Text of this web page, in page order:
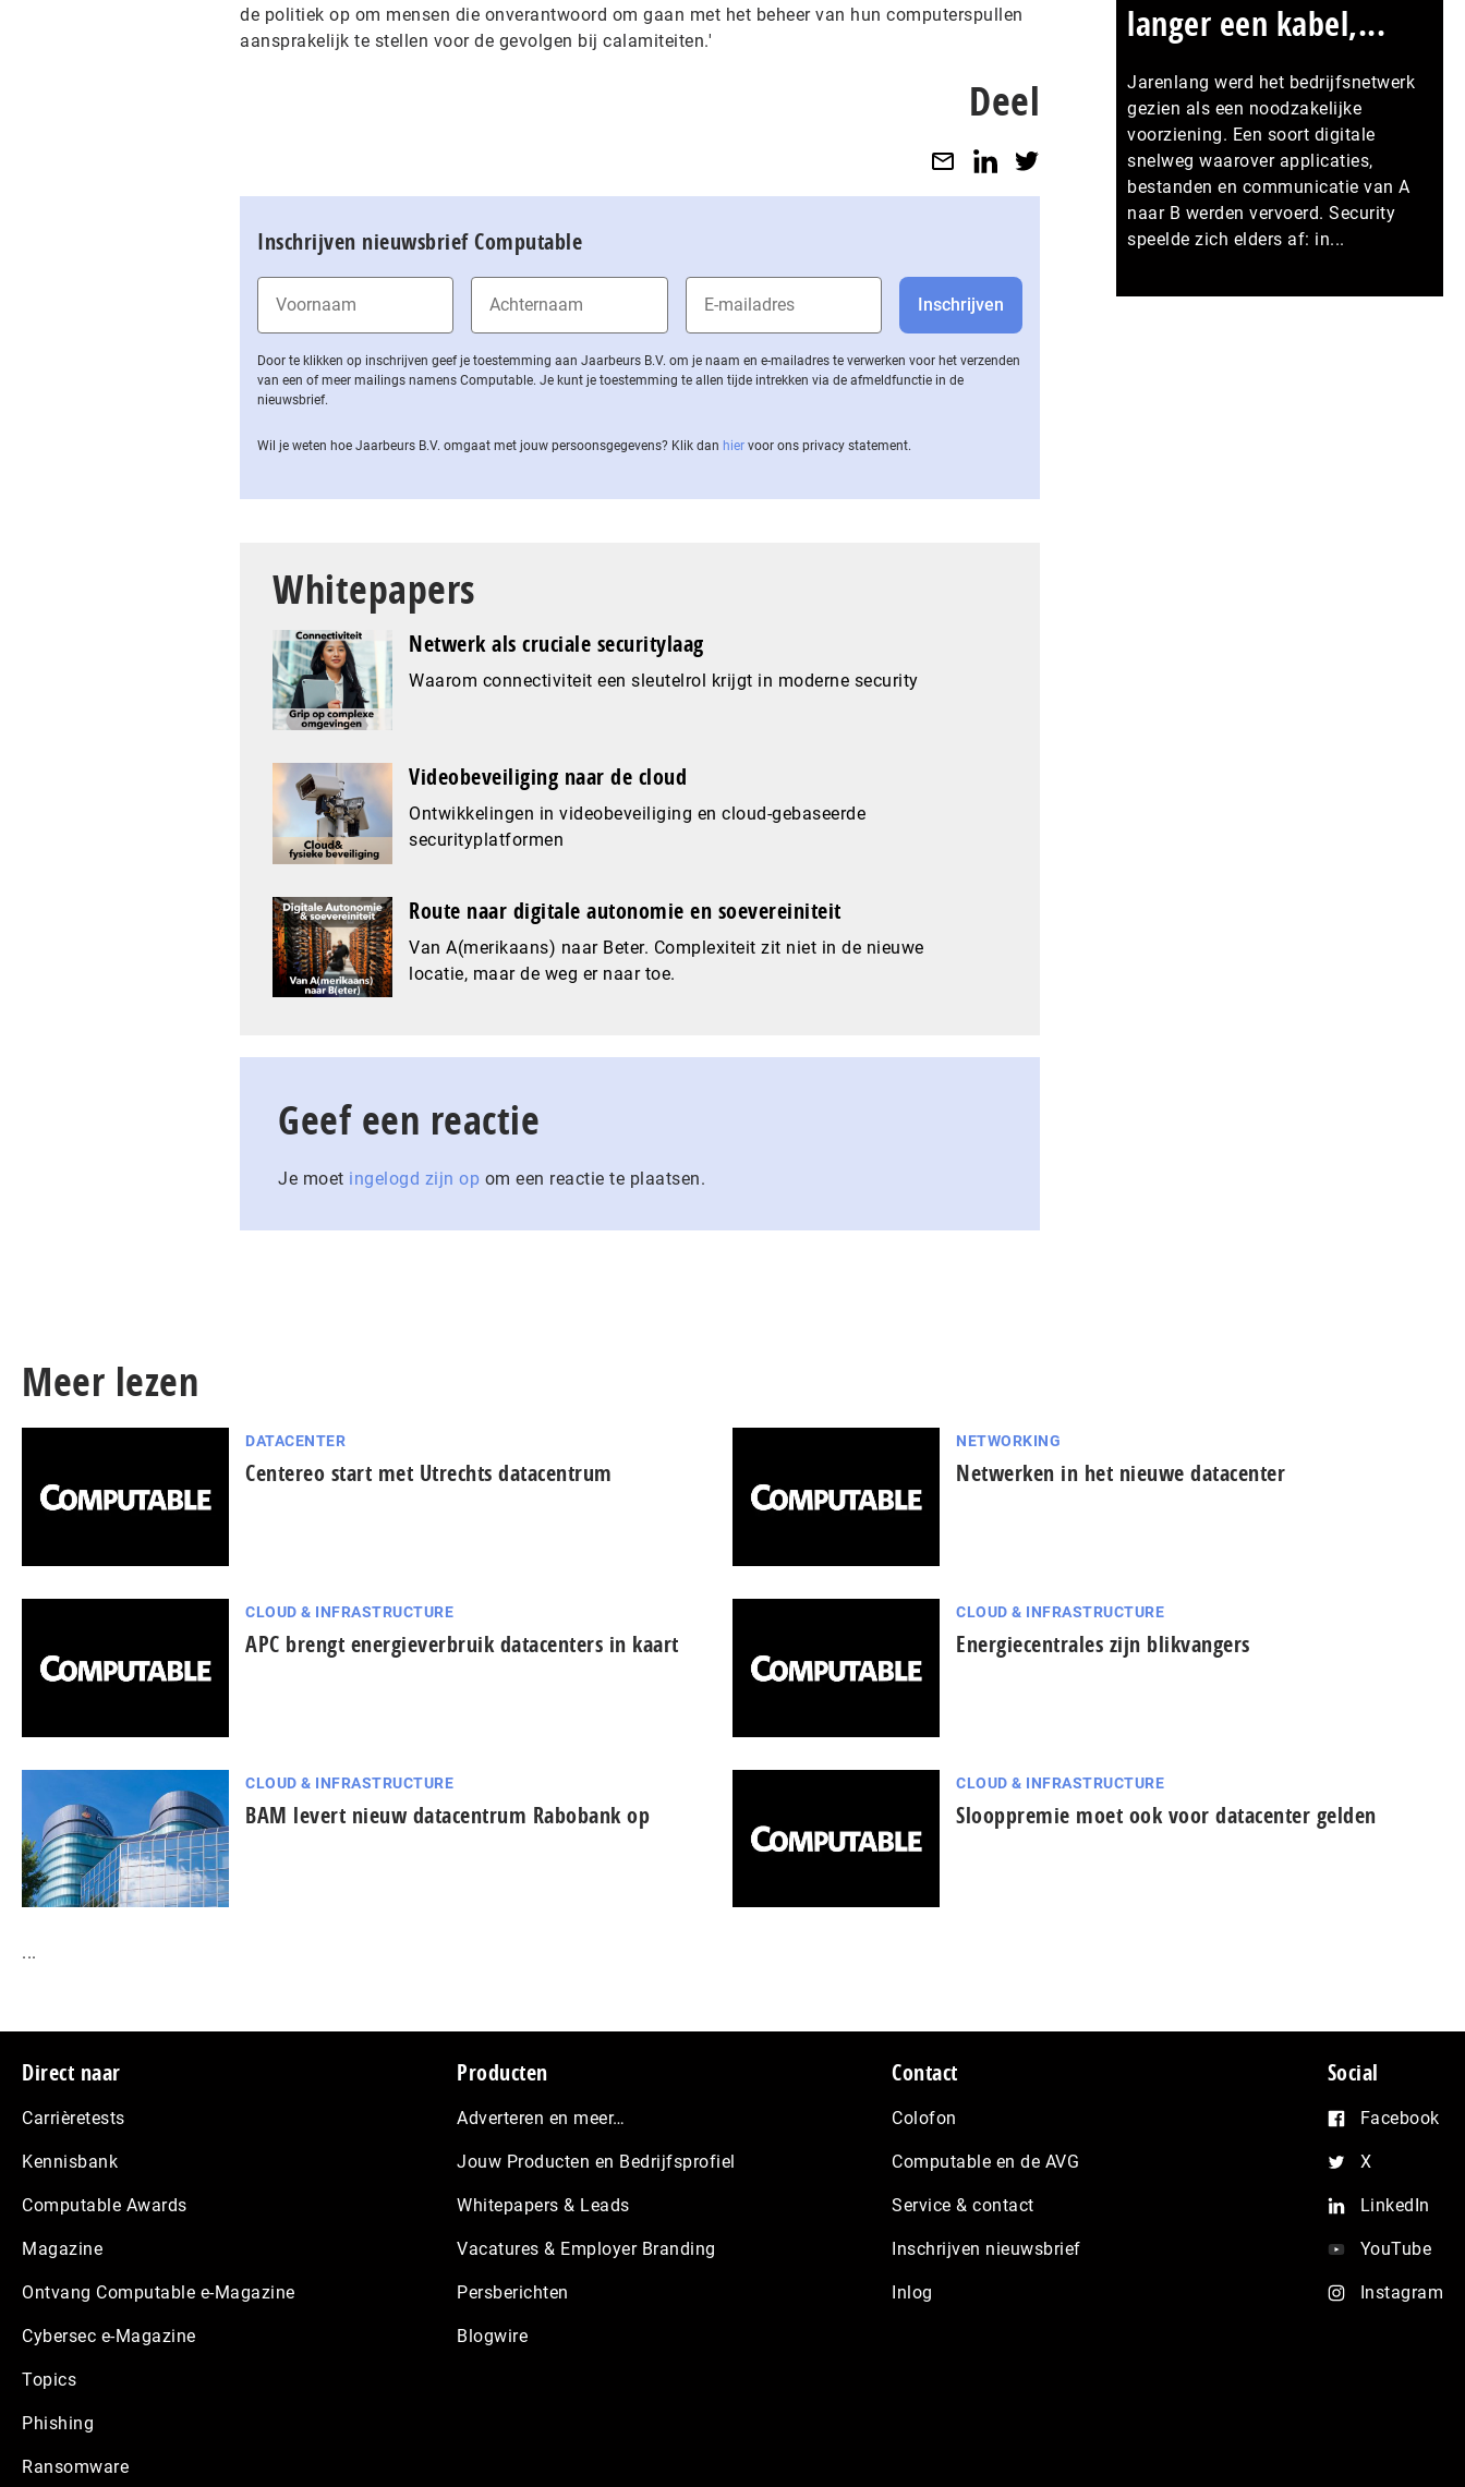
de politiek op om mensen die onverantwoord om gaan met het beheer van hun computerspullen
aansprakelijk te stellen voor de gevolgen bij calamiteiten.'
Deel
Inschrijven nieuwsbrief Computable
Door te klikken op inschrijven geef je toestemming aan Jaarbeurs B.V. om je naam en e-mailadres te verwerken voor het verzenden
van een of meer mailings namens Computable. Je kunt je toestemming te allen tijde intrekken via de af­meld­func­tie in de
nieuwsbrief.
Wil je weten hoe Jaarbeurs B.V. omgaat met jouw per­soons­ge­ge­vens? Klik dan hier voor ons privacy statement.
Whitepapers
Netwerk als cruciale securitylaag
Waarom connectiviteit een sleutelrol krijgt in moderne security
Videobeveiliging naar de cloud
Ontwikkelingen in videobeveiliging en cloud-gebaseerde
securityplatformen
Route naar digitale autonomie en soevereiniteit
Van A(merikaans) naar Beter. Complexiteit zit niet in de nieuwe
locatie, maar de weg er naar toe.
Geef een reactie
Je moet ingelogd zijn op om een reactie te plaatsen.
langer een kabel,...
Jarenlang werd het bedrijfsnetwerk
gezien als een noodzakelijke
voorziening. Een soort digitale
snelweg waarover applicaties,
bestanden en communicatie van A
naar B werden vervoerd. Security
speelde zich elders af: in...
Meer lezen
DATACENTER
Centereo start met Utrechts datacentrum
NETWORKING
Netwerken in het nieuwe datacenter
CLOUD & INFRASTRUCTURE
APC brengt energieverbruik datacenters in kaart
CLOUD & INFRASTRUCTURE
Energiecentrales zijn blikvangers
CLOUD & INFRASTRUCTURE
BAM levert nieuw datacentrum Rabobank op
CLOUD & INFRASTRUCTURE
Slooppremie moet ook voor datacenter gelden
...
Footer
Direct naar
Carrièretests
Kennisbank
Computable Awards
Magazine
Ontvang Computable e-Magazine
Cybersec e-Magazine
Topics
Phishing
Ransomware
Producten
Adverteren en meer…
Jouw Producten en Bedrijfsprofiel
Whitepapers & Leads
Vacatures & Employer Branding
Persberichten
Blogwire
Contact
Colofon
Computable en de AVG
Service & contact
Inschrijven nieuwsbrief
Inlog
Social
Facebook
X
LinkedIn
YouTube
Instagram